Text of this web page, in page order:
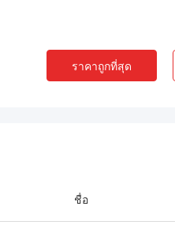
ราคาถูกที่สุด
ชื่อ